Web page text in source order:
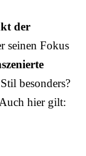
der
seinen Fokus
besonders?
hier gilt: